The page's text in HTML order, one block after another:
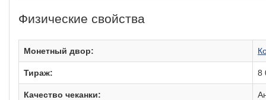
Физические свойства
Монетный двор:
Тираж: 8
Качество чеканки: